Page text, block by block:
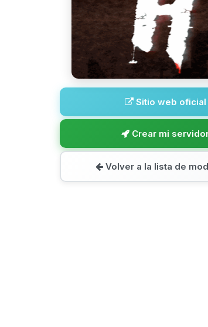
Sitio web oficial
Crear mi
Volver a la lista de